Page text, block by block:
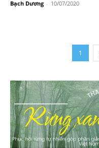
Bạch Dương - 10/07/2020
1